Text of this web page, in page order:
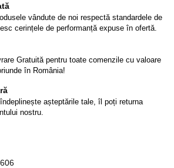
vândute de noi respectă standardele de
cerințele de performanță expuse în ofertă.
Gratuită pentru toate comenzile cu valoare
în România!
așteptările tale, îl poți returna
nostru.